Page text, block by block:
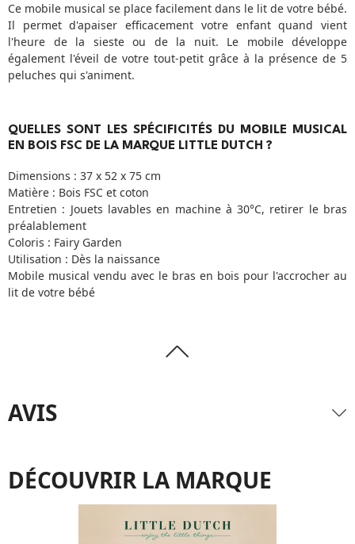
Ce mobile musical se place facilement dans le lit de votre bébé.
Il permet d'apaiser efficacement votre enfant quand vient
l'heure de la sieste ou de la nuit. Le mobile développe
également l'éveil de votre tout-petit grâce à la présence de 5
peluches qui s'animent.
QUELLES SONT LES SPÉCIFICITÉS DU MOBILE MUSICAL
EN BOIS FSC DE LA MARQUE LITTLE DUTCH ?
Dimensions : 37 x 52 x 75 cm
Matière : Bois FSC et coton
Entretien : Jouets lavables en machine à 30°C, retirer le bras
préalablement
Coloris : Fairy Garden
Utilisation : Dès la naissance
Mobile musical vendu avec le bras en bois pour l'accrocher au
lit de votre bébé
AVIS
DÉCOUVRIR LA MARQUE